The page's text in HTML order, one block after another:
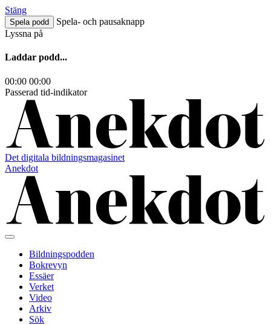
Hoppa
till
innehåll
Stäng
Spela podd
Spela- och pausaknapp
Lyssna på
Laddar podd...
00:00 00:00
Passerad tid-indikator
Det digitala bildningsmagasinet
Anekdot
Bildningspodden
Bokrevyn
Essäer
Verket
Video
Arkiv
Sök